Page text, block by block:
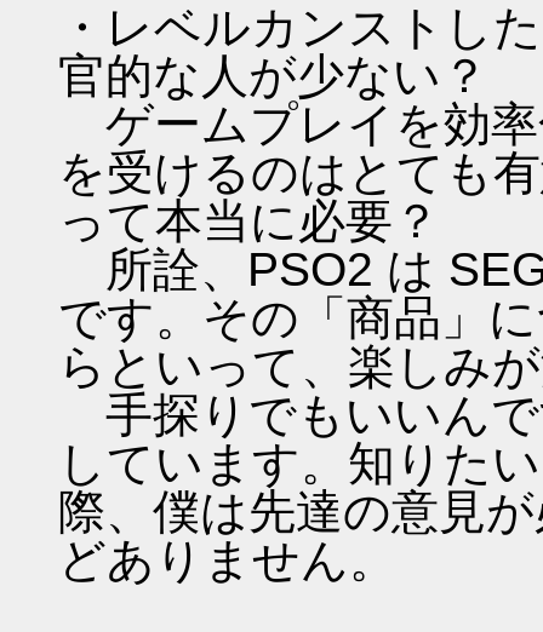
・レベルカンストし
官的な人が少ない？
ゲームプレイを効
を受けるのはとても
って本当に必要？
所詮、PSO2 は
です。その「商品」
らといって、楽しみ
手探りでもいいん
しています。知りた
際、僕は先達の意見
どありません。